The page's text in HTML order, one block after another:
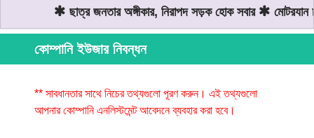
ছাত্র জনতার অঙ্গীকার, নিরাপদ সড়ক হোক সবার মোটরযান
কোম্পানি ইউজার নিবন্ধন
** সাবধানতার সাথে নিচের তথ্যগুলো পূরণ করুন। এই তথ্যগুলো
আপনার কোম্পানি এনলিস্টমেন্ট আবেদনে ব্যবহার করা হবে।